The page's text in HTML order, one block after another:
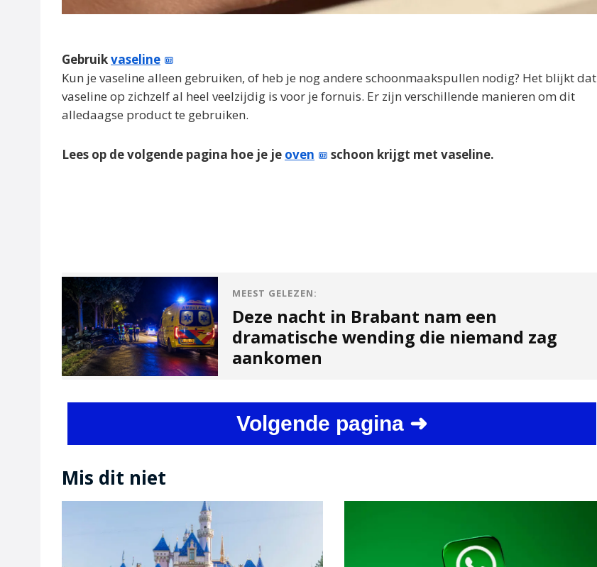
Gebruikvaseline
Kun je vaseline alleen gebruiken, of heb je nog andere schoonmaakspullen nodig? Het blijkt dat
vaseline op zichzelf al heel veelzijdig is voor je fornuis. Er zijn verschillende manieren om dit
alledaagse product te gebruiken.
Lees op de volgende pagina hoe je je oven schoon krijgt met vaseline.
MEEST GELEZEN:
Deze nacht in Brabant nam een
dramatische wending die niemand zag
aankomen
Volgende pagina ➜
Mis dit niet